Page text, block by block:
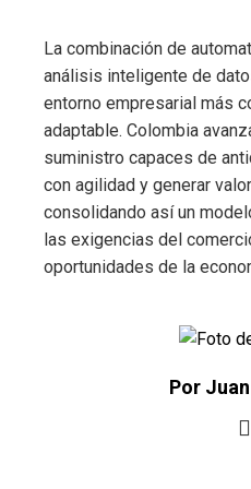
La combinación de
análisis inteligente de
entorno empresarial más
adaptable. Colombia
suministro capaces de
con agilidad y generar
consolidando así un
las exigencias del
oportunidades de la
Por